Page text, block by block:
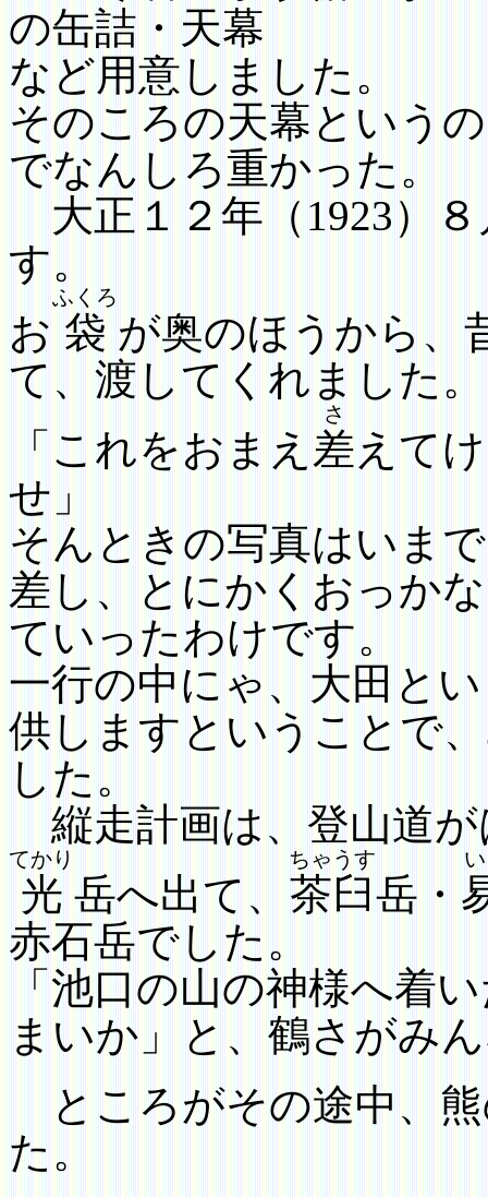
の缶詰・天幕
など用意しました。
そのころの天幕という
でなんしろ重かった。
大正 １２ 年（ 1923） ８
す。
お 袋
ふくろ
が奥のほうから、
て、渡してくれました。
「これをおまえ 差
さ
えて
せ」
そんときの写真はいま
差し、とにかくおっかな
ていったわけです。
一行の中にゃ、大田と
供しますということ で
した。
縦走計画は、登山道
光
てかり
岳へ出て、 茶臼
ちゃうす
岳・
赤石岳でした。
「池口の山の神様へ着
まいか」と、 鶴さがみ
ところがその途中、
た。